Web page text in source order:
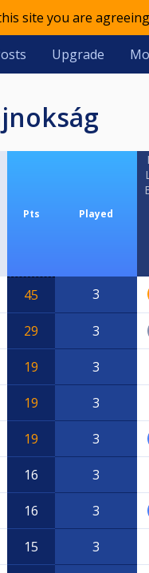
site you are
Upgrade
Pts Played
45 3
29 3
19 3
19 3
19 3
16 3
16 3
15 3